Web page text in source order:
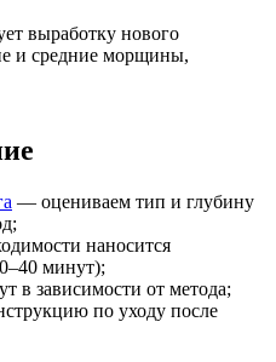
выработку нового
и средние морщины,
— оцениваем тип и глубину
наносится
минут);
в зависимости от метода;
по уходу после